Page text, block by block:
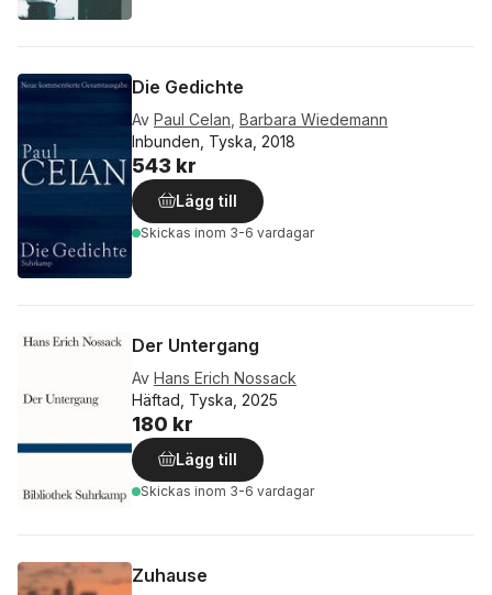
Die Gedichte
Av Paul Celan Barbara Wiedemann
Inbunden, Tyska, 2018
543 kr
Lägg till
Skickas inom 3-6 vardagar
Der Untergang
Av Hans Erich Nossack
Häftad, Tyska, 2025
180 kr
Lägg till
Skickas inom 3-6 vardagar
Zuhause